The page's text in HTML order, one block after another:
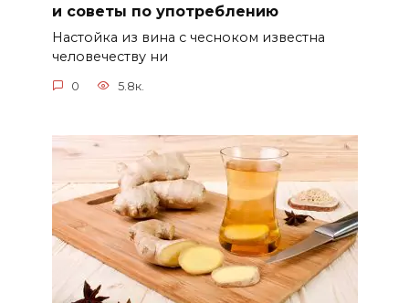
и советы по употреблению
Настойка из вина с чесноком известна
человечеству ни
0 5.8к.